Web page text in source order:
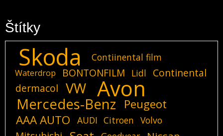
Štítky
Skoda Contiinental film
Waterdrop BONTONFILM Lidl
Continental
dermacol
VW Avon
Mercedes-Benz
Peugeot
AAA AUTO
AUDI Citroen Volvo